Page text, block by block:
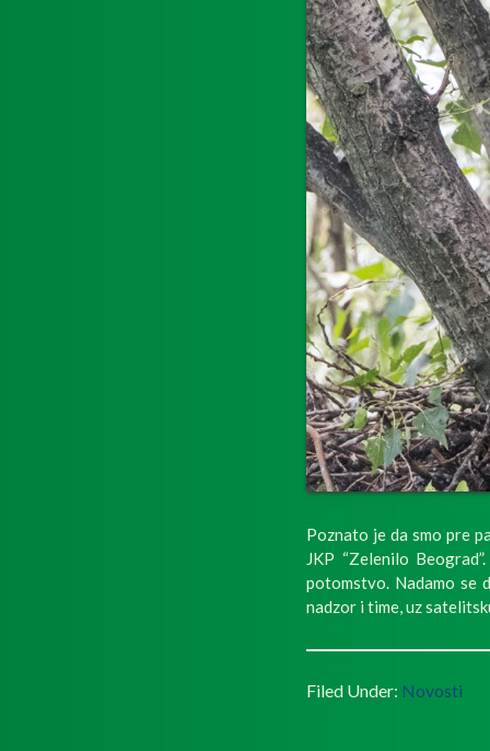
Poznato je da smo pre
JKP “Zelenilo
potomstvo. Nadamo se
nadzor i time, uz
Filed Under: Novosti